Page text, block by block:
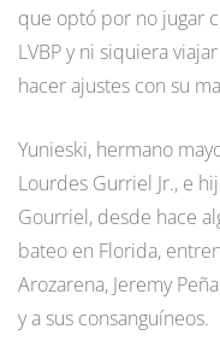
que optó por no jugar
LVBP y ni siquiera
hacer ajustes con su
Yunieski, hermano
Lourdes Gurriel Jr., e
Gourriel, desde hace
bateo en Florida,
Arozarena, Jeremy
y a sus consanguíneos.